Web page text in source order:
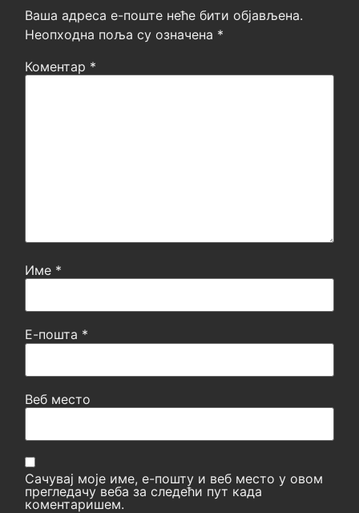
Ваша адреса е-поште неће бити објављена.
Неопходна поља су означена *
Коментар *
Име *
Е-пошта *
Веб место
Сачувај моје име, е-пошту и веб место у овом
прегледачу веба за следећи пут када
коментаришем.